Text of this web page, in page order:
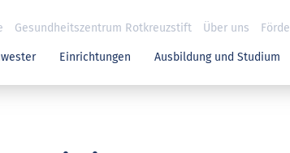
Gesundheitszentrum Rotkreuzstift Über uns
Einrichtungen Ausbildung und Studium